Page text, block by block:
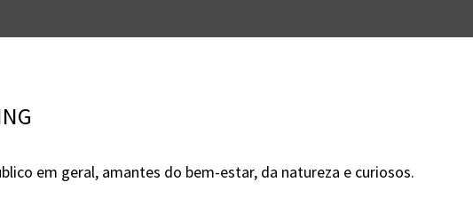
em geral, amantes do bem-estar, da natureza e curiosos.